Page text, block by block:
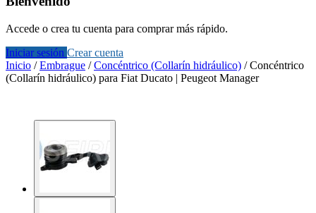
Accede o crea tu cuenta para comprar más rápido.
Iniciar sesión Crear cuenta
Inicio /Embrague /Concéntrico (Collarín hidráulico) /Concéntrico
(Collarín hidráulico) para Fiat Ducato | Peugeot Manager